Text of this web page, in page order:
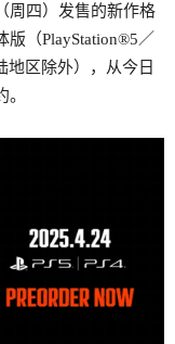
周四）发售的新作格
（PlayStation®5／
地区除外），从今日